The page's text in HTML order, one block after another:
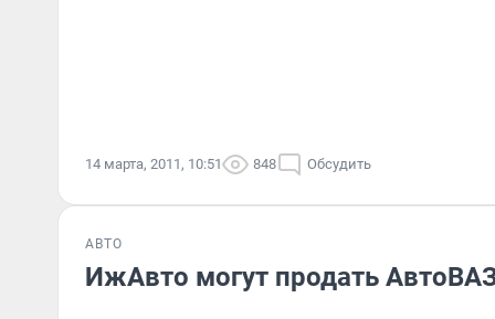
14 марта, 2011, 10:51 848 Обсудить
АВТО
ИжАвто могут продать